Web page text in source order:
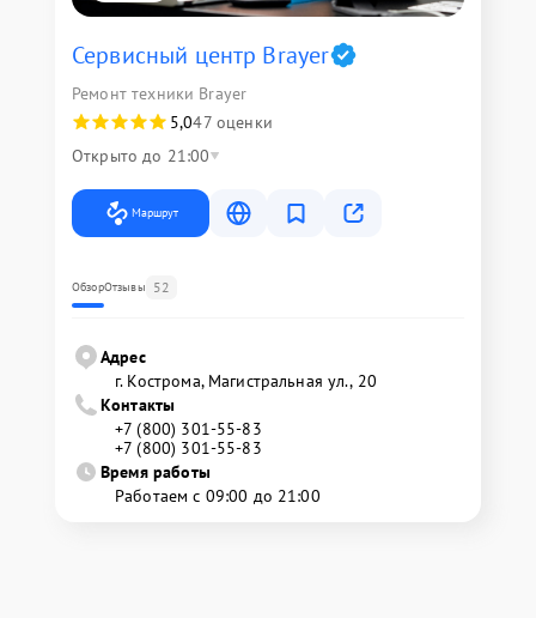
Сервисный центр Brayer
Ремонт техники Brayer
5,047 оценки
Открыто до 21:00
Маршрут
ОбзорОтзывы 52
Адрес
г. Кострома, Магистральная ул., 20
Контакты
+7 (800) 301-55-83
+7 (800) 301-55-83
Время работы
Работаем с 09:00 до 21:00